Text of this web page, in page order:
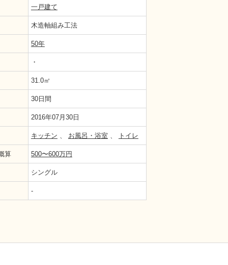
一戸建て
木造軸組み工法
50年
・
31.0㎡
30日間
2016年07月30日
キッチン お風呂・浴室 トイレ
算 500〜600万円
シングル
-